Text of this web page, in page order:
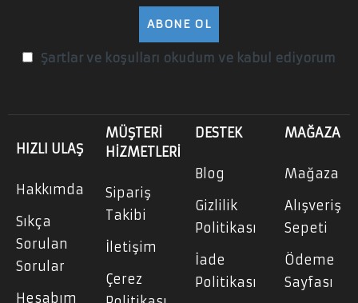
ABONE OL
Şartlar ve koşulları okudum ve kabul ediyorum
HIZLI ULAŞ
Hakkımda
Sıkça
Sorulan
Sorular
Hesabım
MÜŞTERİ
HİZMETLERİ
Sipariş
Takibi
İletişim
Çerez
DESTEK
Blog
Gizlilik
Politikası
İade
Politikası
MAĞAZA
Mağaza
Alışveriş
Sepeti
Ödeme
Sayfası